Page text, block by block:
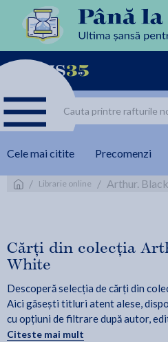
Cele mai citite Precomenzi
/ Librarie online / Arthur.
Cărți din colecția
White
Descoperă selecția de cărți din
Aici găsești titluri atent alese,
cu opțiuni de filtrare după autor,
este actualizată periodic, astfel
Citeste mai mult